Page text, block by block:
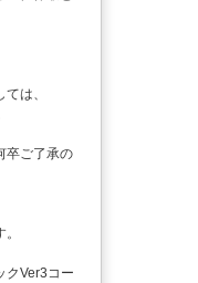
は、
卒ご了承の
クVer3コー